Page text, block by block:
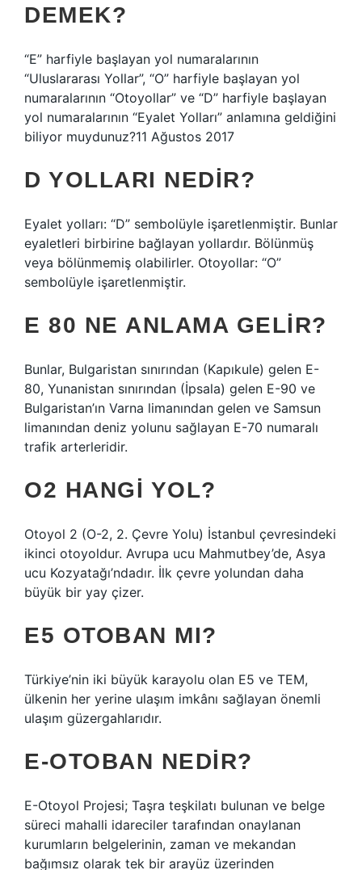
DEMEK?
“E” harfiyle başlayan yol numaralarının
“Uluslararası Yollar”, “O” harfiyle başlayan yol
numaralarının “Otoyollar” ve “D” harfiyle başlayan
yol numaralarının “Eyalet Yolları” anlamına geldiğini
biliyor muydunuz?11 Ağustos 2017
D YOLLARI NEDIR?
Eyalet yolları: “D” sembolüyle işaretlenmiştir. Bunlar
eyaletleri birbirine bağlayan yollardır. Bölünmüş
veya bölünmemiş olabilirler. Otoyollar: “O”
sembolüyle işaretlenmiştir.
E 80 NE ANLAMA GELIR?
Bunlar, Bulgaristan sınırından (Kapıkule) gelen E-
80, Yunanistan sınırından (İpsala) gelen E-90 ve
Bulgaristan’ın Varna limanından gelen ve Samsun
limanından deniz yolunu sağlayan E-70 numaralı
trafik arterleridir.
O2 HANGI YOL?
Otoyol 2 (O-2, 2. Çevre Yolu) İstanbul çevresindeki
ikinci otoyoldur. Avrupa ucu Mahmutbey’de, Asya
ucu Kozyatağı’ndadır. İlk çevre yolundan daha
büyük bir yay çizer.
E5 OTOBAN MI?
Türkiye’nin iki büyük karayolu olan E5 ve TEM,
ülkenin her yerine ulaşım imkânı sağlayan önemli
ulaşım güzergahlarıdır.
E-OTOBAN NEDIR?
E-Otoyol Projesi; Taşra teşkilatı bulunan ve belge
süreci mahalli idareciler tarafından onaylanan
kurumların belgelerinin, zaman ve mekandan
bağımsız olarak tek bir arayüz üzerinden